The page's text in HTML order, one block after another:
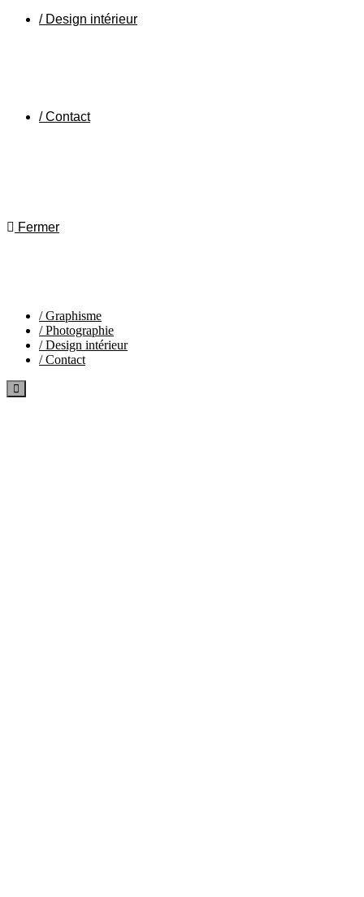
/ Design intérieur
/ Contact
Fermer
/ Graphisme
/ Photographie
/ Design intérieur
/ Contact